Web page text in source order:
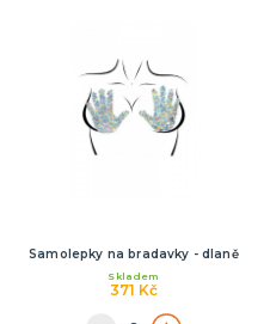
Samolepky na bradavky - dlaně
371 Kč
Skladem